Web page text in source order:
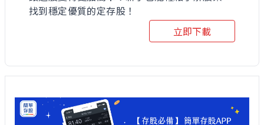
找到穩定優質的定存股！
立即下載